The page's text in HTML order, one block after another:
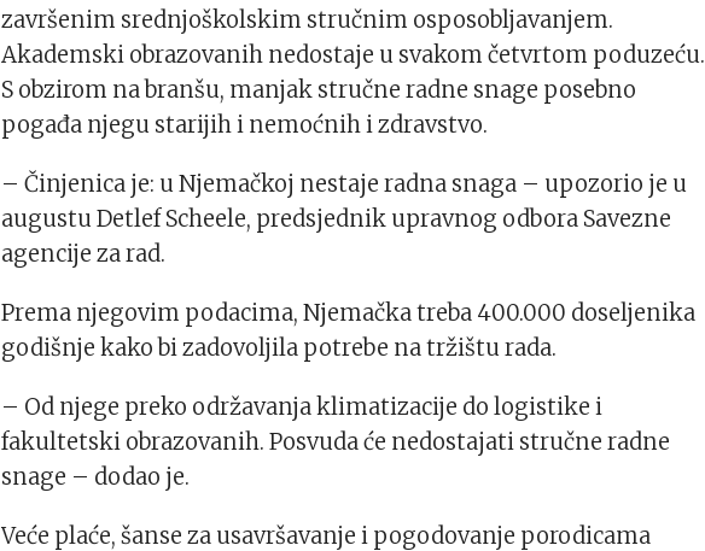
završenim srednjoškolskim stručnim osposobljavanjem.
Akademski obrazovanih nedostaje u svakom četvrtom poduzeću.
S obzirom na branšu, manjak stručne radne snage posebno
pogađa njegu starijih i nemoćnih i zdravstvo.
– Činjenica je: u Njemačkoj nestaje radna snaga – upozorio je u
augustu Detlef Scheele, predsjednik upravnog odbora Savezne
agencije za rad.
Prema njegovim podacima, Njemačka treba 400.000 doseljenika
godišnje kako bi zadovoljila potrebe na tržištu rada.
– Od njege preko održavanja klimatizacije do logistike i
fakultetski obrazovanih. Posvuda će nedostajati stručne radne
snage – dodao je.
Veće plaće, šanse za usavršavanje i pogodovanje porodicama